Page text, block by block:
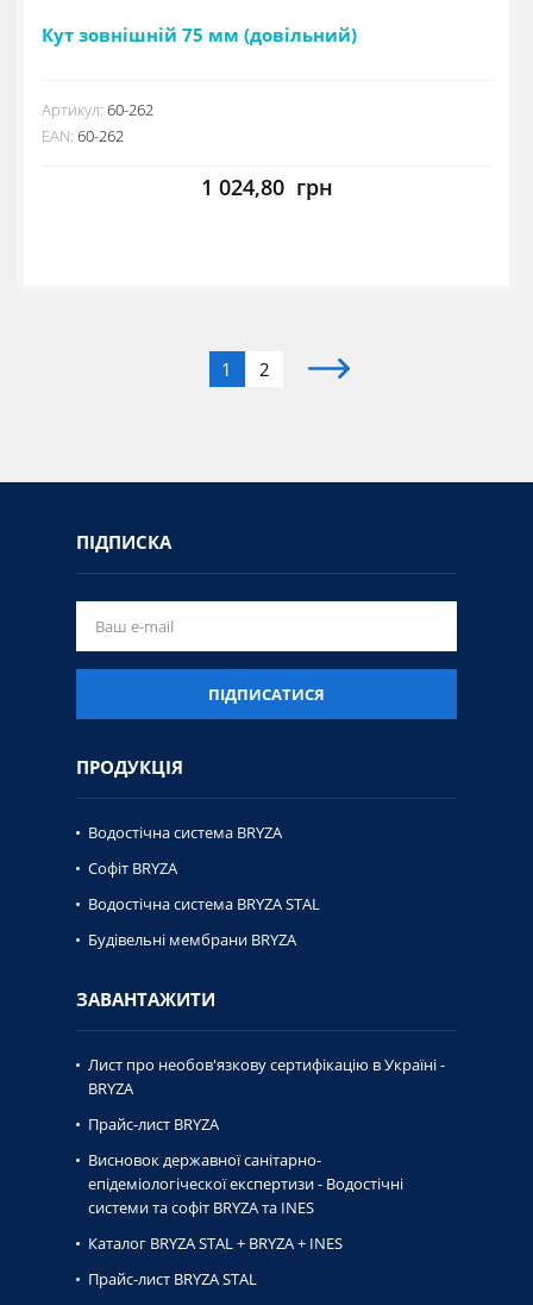
Кут зовнішній 75 мм (довільний)
Артикул: 60-262
EAN: 60-262
1 024,80грн
1 2
ПІДПИСКА
ПІДПИСАТИСЯ
ПРОДУКЦІЯ
Водостічна система BRYZA
Софіт BRYZA
Водостічна система BRYZA STAL
Будівельні мембрани BRYZA
ЗАВАНТАЖИТИ
Лист про необов'язкову сертифікацію в Україні -
BRYZA
Прайс-лист BRYZA
Висновок державної caнiтaрно-
епiдемiологiческої експертизи - Водостічні
системи та софіт BRYZA та INES
Каталог BRYZA STAL + BRYZA + INES
Прайс-лист BRYZA STAL